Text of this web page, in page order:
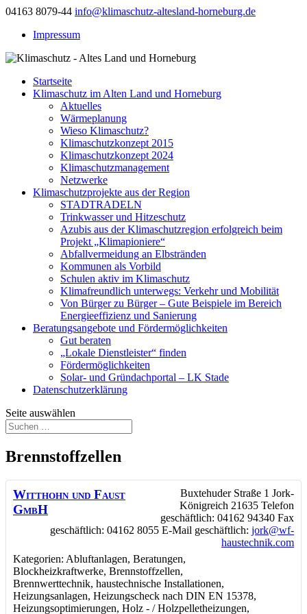
04163 8079-44 info@klimaschutz-altesland-horneburg.de
Impressum
Startseite
Klimaschutz im Alten Land und Horneburg
Aktuelles
Wärmeplanung
Wieso Klimaschutz?
Klimaschutzkonzept 2015
Klimaschutzkonzept 2024
Klimaschutzmanagement
Netzwerke
Klimaschutzprojekte aus der Region
STADTRADELN
Trinkwasser und Hitzeschutz
Azubis aus der Klimaschutzregion erfolgreich beim
Projekt „Klimapioniere“
Abfallvermeidung an Elbstränden
Kommunen als Vorbild
Schulen aktiv im Klimaschutz
Klimafreundlich unterwegs: Verkehr und Mobilität
Von Bürger zu Bürger – Gute Beispiele im Bereich
Energieeffizienz und Sanierung
Beratungsangebote und Fördermöglichkeiten
Gut beraten
„Lokale Dienstleister“ finden
Fördermöglichkeiten
Solar- und Gründachportal – LK Stade
Datenschutzerklärung
Seite auswählen
Brennstoffzellen
Witthohn und Faust
GmbH
Buxtehuder Straße 1 Jork-
Königreich 21635 Telefon
geschäftlich: 04162 94340 Fax
geschäftlich: 04162 8055 E-Mail geschäftlich: jork@wf-
haustechnik.com
Kategorien: Abluftanlagen, Beratungen,
Blockheizkraftwerke, Brennstoffzellen,
Brennwerttechnik, haustechnische Installationen,
Heizungsanlagen, Heizungscheck nach DIN EN 15378,
Heizungsoptimierungen, Holz - / Holzpelletheizungen,